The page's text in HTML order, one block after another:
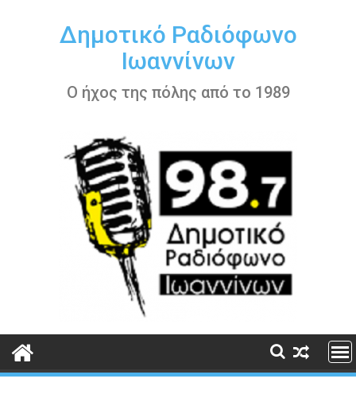
περιεχόμενοΔημοτικό Ραδιόφωνο
Ιωαννίνων
Ο ήχος της πόλης από το 1989